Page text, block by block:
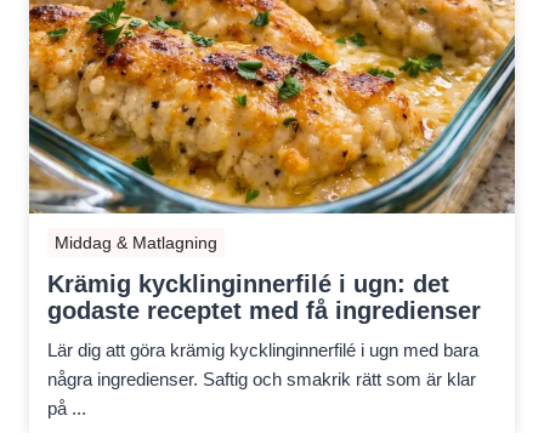
Middag & Matlagning
Krämig kycklinginnerfilé i ugn: det
godaste receptet med få ingredienser
Lär dig att göra krämig kycklinginnerfilé i ugn med bara
några ingredienser. Saftig och smakrik rätt som är klar
på ...